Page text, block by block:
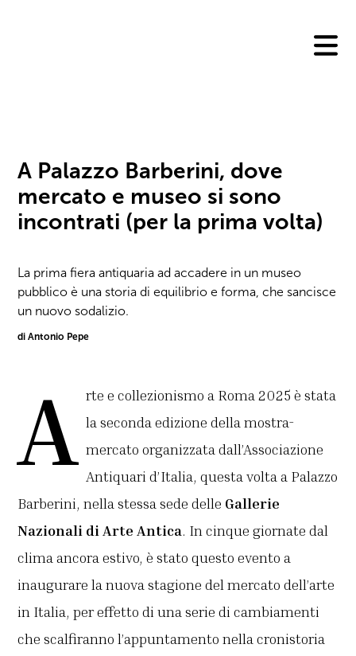
A Palazzo Barberini, dove
mercato e museo si sono
incontrati (per la prima volta)
La prima fiera antiquaria ad accadere in un museo
pubblico è una storia di equilibrio e forma, che sancisce
un nuovo sodalizio.
di Antonio Pepe
A rte e collezionismo a Roma 2025 è stata
la seconda edizione della mostra-
mercato organizzata dall’Associazione
Antiquari d’Italia, questa volta a Palazzo
Barberini, nella stessa sede delle Gallerie
Nazionali di Arte Antica. In cinque giornate dal
clima ancora estivo, è stato questo evento a
inaugurare la nuova stagione del mercato dell’arte
in Italia, per effetto di una serie di cambiamenti
che scalfiranno l’appuntamento nella cronistoria